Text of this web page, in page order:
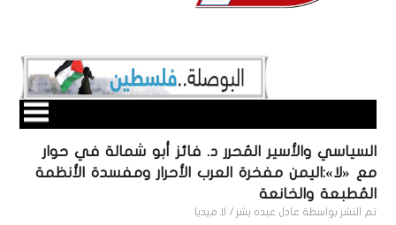
السياسي والأسير المُحرر د. فائز أبو شمالة في حوار
مع «لا»:اليمن مفخرة العرب الأحرار ومفسدة الأنظمة
المُطبعة والخانعة
تم النشر بواسطة عادل عبده بشر / لا ميديا